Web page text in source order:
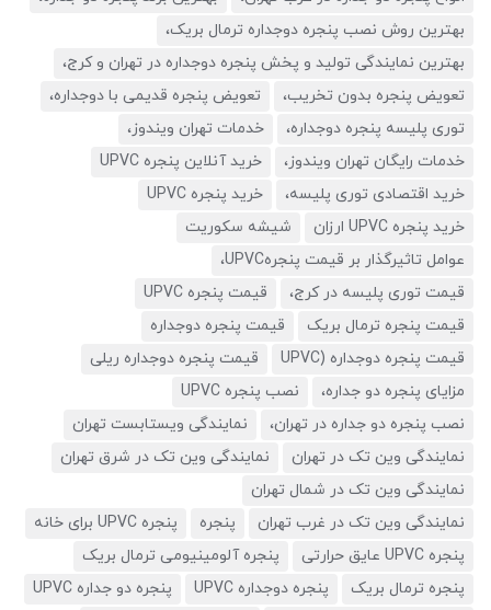
بهترین روش نصب پنجره دوجداره ترمال بریک،
بهترین نمایندگی تولید و پخش پنجره دوجداره در تهران و کرج،
تعویض پنجره بدون تخریب،
تعویض پنجره قدیمی با دوجداره،
توری پلیسه پنجره دوجداره،
خدمات تهران ویندوز،
خدمات رایگان تهران ویندوز،
خرید آنلاین پنجره UPVC
خرید اقتصادی توری پلیسه،
خرید پنجره UPVC
خرید پنجره UPVC ارزان
شیشه سکوریت
عوامل تاثیرگذار بر قیمت پنجرهUPVC،
قیمت توری پلیسه در کرج،
قیمت پنجره UPVC
قیمت پنجره ترمال بریک
قیمت پنجره دوجداره
قیمت پنجره دوجداره (UPVC
قیمت پنجره دوجداره ریلی
مزایای پنجره دو جداره،
نصب پنجره UPVC
نصب پنجره دو جداره در تهران،
نمایندگی ویستابست تهران
نمایندگی وین تک در تهران
نمایندگی وین تک در شرق تهران
نمایندگی وین تک در شمال تهران
نمایندگی وین تک در غرب تهران
پنجره
پنجره UPVC برای خانه
پنجره UPVC عایق حرارتی
پنجره آلومینیومی ترمال بریک
پنجره ترمال بریک
پنجره دوجداره UPVC
پنجره دو جداره UPVC